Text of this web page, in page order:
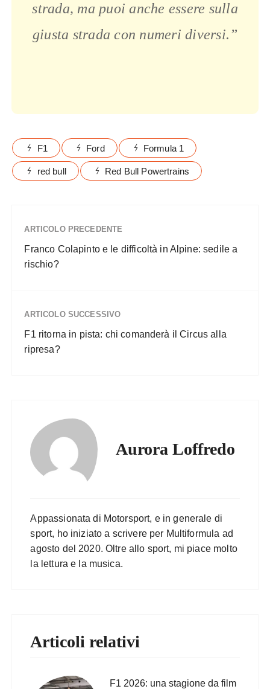
strada, ma puoi anche essere sulla
giusta strada con numeri diversi.”
F1 Ford Formula 1
red bull Red Bull Powertrains
ARTICOLO PRECEDENTE
Franco Colapinto e le difficoltà in Alpine: sedile a
rischio?
ARTICOLO SUCCESSIVO
F1 ritorna in pista: chi comanderà il Circus alla
ripresa?
Aurora Loffredo
Appassionata di Motorsport, e in generale di
sport, ho iniziato a scrivere per Multiformula ad
agosto del 2020. Oltre allo sport, mi piace molto
la lettura e la musica.
Articoli relativi
F1 2026: una stagione da film